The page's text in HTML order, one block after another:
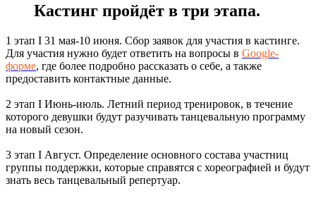
Кастинг пройдёт в три этапа.
1 этап I 31 мая-10 июня. Сбор заявок для участия в кастинге.
Для участия нужно будет ответить на вопросы в Google-
форме, где более подробно рассказать о себе, а также
предоставить контактные данные.
2 этап I Июнь-июль. Летний период тренировок, в течение
которого девушки будут разучивать танцевальную программу
на новый сезон.
3 этап I Август. Определение основного состава участниц
группы поддержки, которые справятся с хореографией и будут
знать весь танцевальный репертуар.